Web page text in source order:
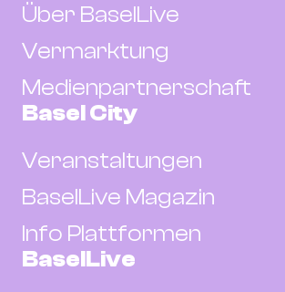
Über BaselLive
Vermarktung
Medienpartnerschaft
Basel City
Veranstaltungen
BaselLive Magazin
Info Plattformen
BaselLive